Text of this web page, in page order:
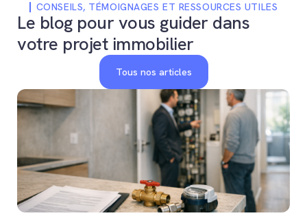
CONSEILS, TÉMOIGNAGES ET RESSOURCES UTILES
Le blog pour vous guider dans
votre projet immobilier
Tous nos articles